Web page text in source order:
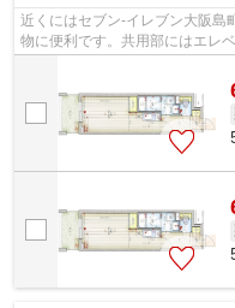
近くにはセブン-イレブン大阪島
物に便利です。共用部にはエレ